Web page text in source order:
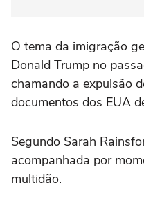
O tema da imigração
Donald Trump no
chamando a expulsão
documentos dos EUA
Segundo Sarah
acompanhada por
multidão.